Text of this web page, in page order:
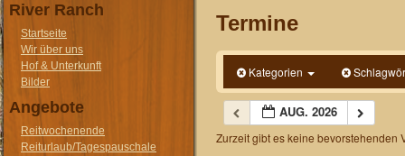
River Ranch
Startseite
Wir über uns
Hof & Unterkunft
Bilder
Angebote
Reitwochenende
Reiturlaub/Tagespauschale
Termine
Kategorien
AUG. 2026
Zurzeit gibt es keine bevorstehenden